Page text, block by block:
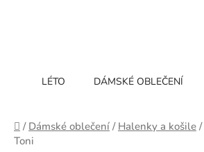
LÉTO DÁMSKÉ OBLEČENÍ
Domů
/ Dámské oblečení / Halenky a košile /
Toni